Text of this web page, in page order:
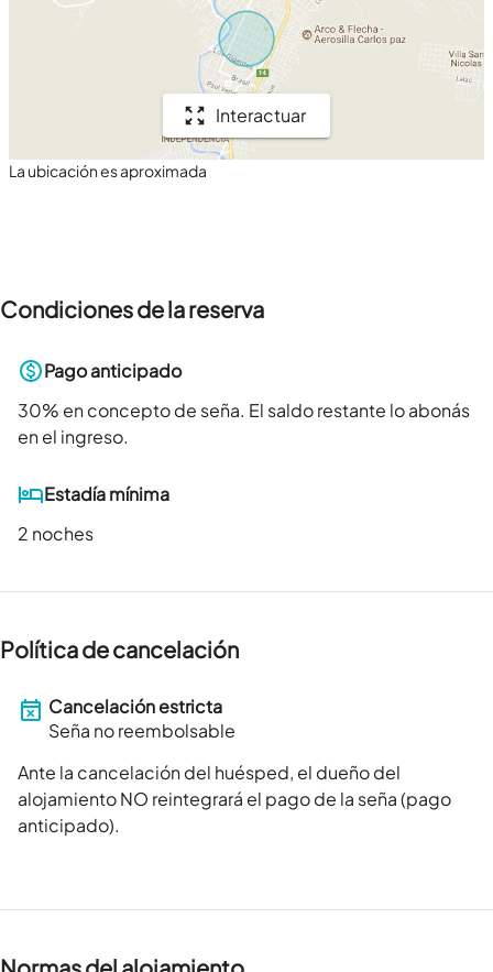
Interactuar
La ubicación es aproximada
Condiciones de la reserva
Pago anticipado
30% en concepto de seña. El saldo restante lo abonás
en el ingreso.
Estadía mínima
2 noches
Política de cancelación
Cancelación estricta
Seña no reembolsable
Ante la cancelación del huésped, el dueño del
alojamiento NO reintegrará el pago de la seña (pago
anticipado).